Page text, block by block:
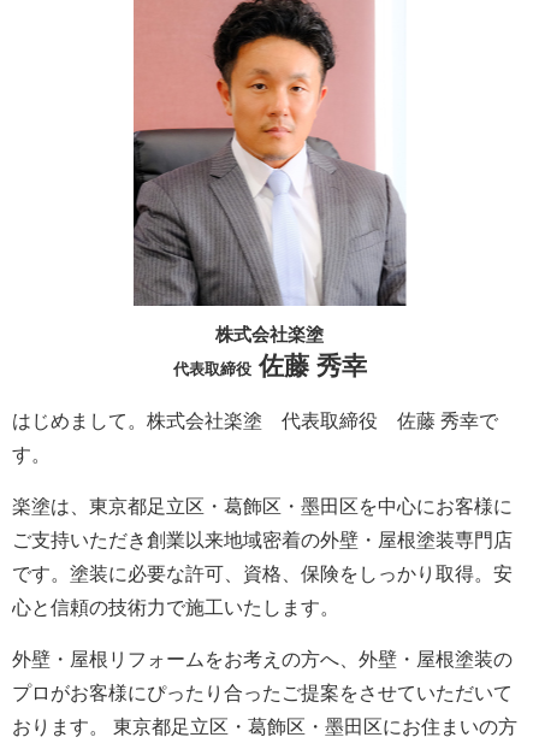
株式会社楽塗
代表取締役佐藤 秀幸
はじめまして。株式会社楽塗 代表取締役 佐藤 秀幸で
す。
楽塗は、東京都足立区・葛飾区・墨田区を中心にお客様に
ご支持いただき創業以来地域密着の外壁・屋根塗装専門店
です。塗装に必要な許可、資格、保険をしっかり取得。安
心と信頼の技術力で施工いたします。
外壁・屋根リフォームをお考えの方へ、外壁・屋根塗装の
プロがお客様にぴったり合ったご提案をさせていただいて
おります。 東京都足立区・葛飾区・墨田区にお住まいの方